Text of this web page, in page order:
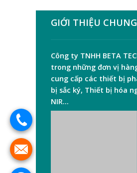
GIỚI THIỆU CHUNG
Công ty TNHH BETA
trong những đơn vị
cung cấp các thiết bị
bị sắc ký, Thiết bị hóa
NIR…